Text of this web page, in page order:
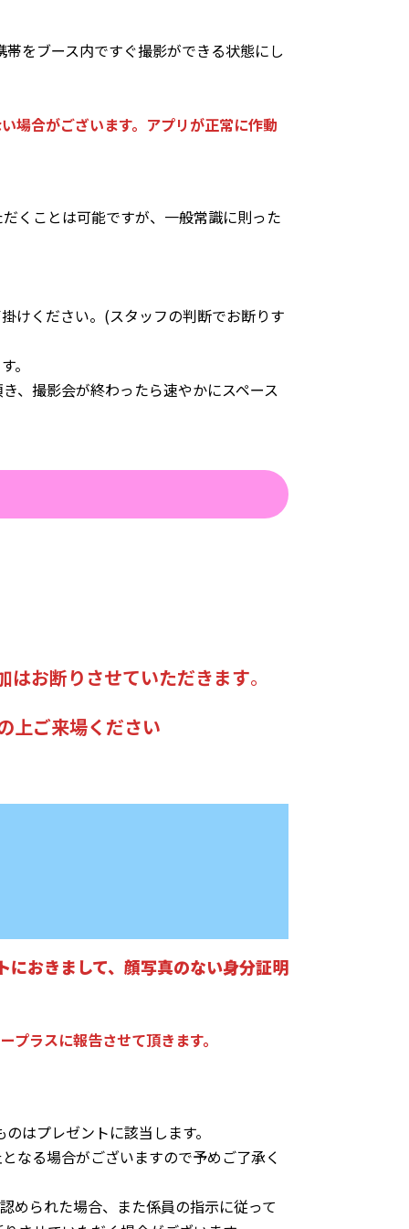
をブース内ですぐ撮影ができる状態にし
場合がございます。アプリが正常に作動
くことは可能ですが、一般常識に則った
けください。(スタッフの判断でお断りす
。
、撮影会が終わったら速やかにスペース
はお断りさせていただきます。
上ご来場ください
おきまして、顔写真のない身分証明
ラスに報告させて頂きます。
はプレゼントに該当します。
なる場合がございますので予めご了承く
められた場合、また係員の指示に従って